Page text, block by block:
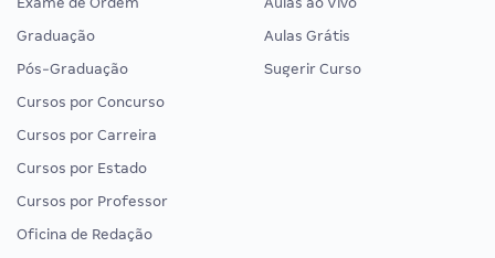
Graduação
Pós-Graduação
Cursos por Concurso
Cursos por Carreira
Cursos por Estado
Cursos por Professor
Oficina de Redação
Aulas Grátis
Sugerir Curso